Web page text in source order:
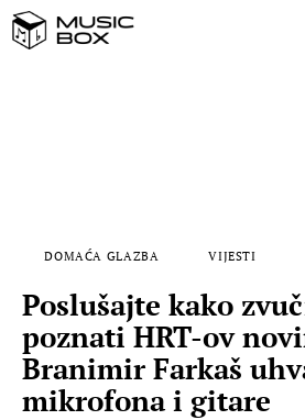
FILM
MUSIC BOX
DOMAĆA GLAZBA VIJESTI
Poslušajte kako
poznati HRT-ov
Branimir Farkaš
mikrofona i gitare